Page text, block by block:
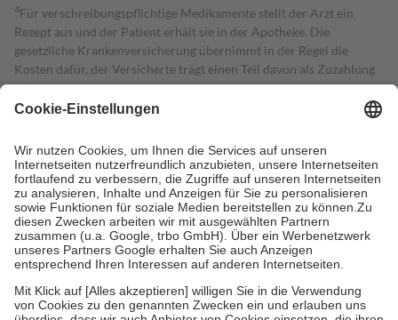
4Für verschreibungspflichtige Medikamente stellt der Arzt ein
Rezept aus und der Patient erhält sie in der Apotheke. Die
gesetzliche Krankenversicherung übernimmt in der Regel die
Kosten dafür, der Versicherte trägt einen Teil davon als Zuzahlung
mit.
Grundsätzlich leisten Mitglieder Zuzahlungen in Höhe von zehn
höchstens zehn Euro.
Es sind jedoch nie mehr als die tatsächlichen
Kosten der Leistung zu entrichten.
Diese Regeln gelten grundsätzlich auch für Online-Apotheken.
Bei Heilmitteln und häuslicher Krankenpflege beträgt die
Zuzahlung zehn Prozent der Kosten sowie zehn Euro je
Verordnung.
Um das Engagement der Versicherten für ihre eigene Gesundheit zu
stärken und die besondere Stellung der Familie zu unterstützen,
fallenkeine Zuzahlungenan bei:
• Kindern und Jugendlichen bis zum vollendeten 18. Lebensjahr